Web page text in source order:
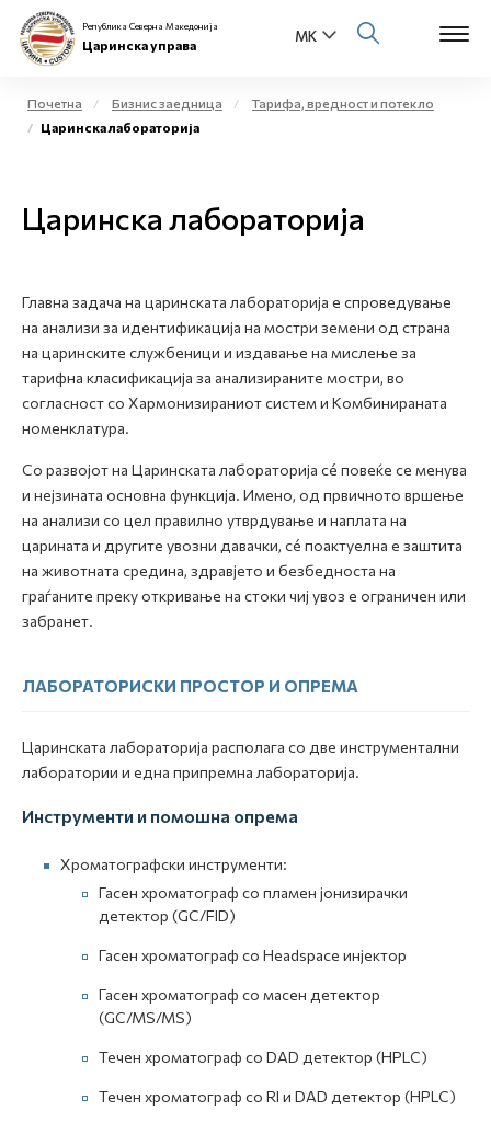
Физички лица
Open
Е-Царина
Медиа центар
Контакт
Е-Весник
Република Северна Македонија
Царинска управа
Почетна Бизнис заедница
Тарифа, вредност и потекло
Царинска лабораторија
Царинска лабораторија
Главна задача на царинската лабораторија е спроведување
на анализи за идентификација на мостри земени од страна
на царинските службеници и издавање на мислење за
тарифна класификација за анализираните мостри, во
согласност со Хармонизираниот систем и Комбинираната
номенклатура.
Со развојот на Царинската лабораторија сé повеќе се менува
и нејзината основна функција. Имено, од првичното вршење
на анализи со цел правилно утврдување и наплата на
царината и другите увозни давачки, сé поактуелна е заштита
на животната средина, здравјето и безбедноста на
граѓаните преку откривање на стоки чиј увоз е ограничен или
забранет.
ЛАБОРАТОРИСКИ ПРОСТОР И ОПРЕМА
Царинската лабораторија располага со две инструментални
лаборатории и една припремна лабораторија.
Инструменти и помошна опрема
Хроматографски инструменти:
Гасен хроматограф со пламен јонизирачки
детектор (GC/FID)
Гасен хроматограф со Headspace инјектор
Гасен хроматограф со масен детектор
(GC/MS/MS)
Течен хроматограф со DAD детектор (HPLC)
Течен хроматограф со RI и DAD детектор (HPLC)